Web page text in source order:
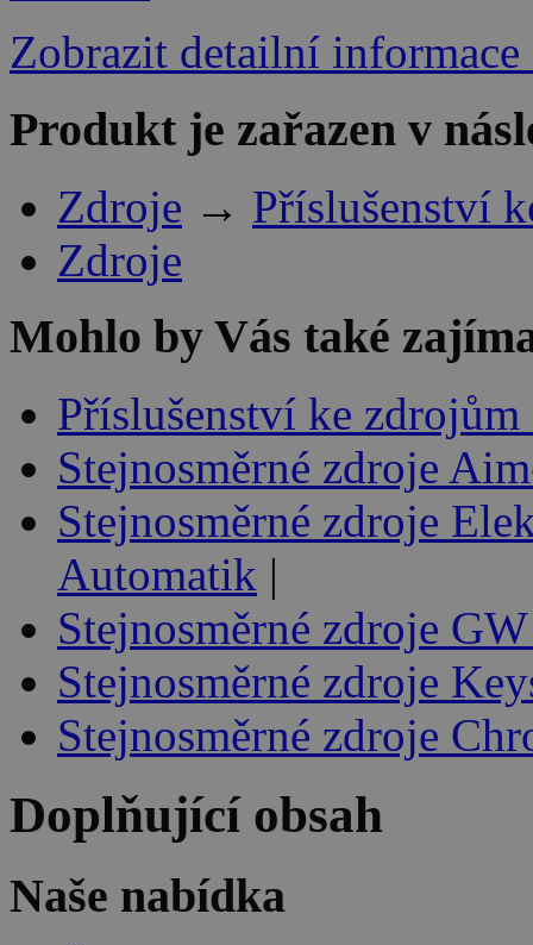
Zobrazit detailní informace
Produkt je zařazen v
Zdroje → Příslušenství
Zdroje
Mohlo by Vás také
Příslušenství ke
Stejnosměrné zdroje
Stejnosměrné zdroje
Automatik |
Stejnosměrné zdroje
Stejnosměrné zdroje
Stejnosměrné zdroje
Doplňující obsah
Naše nabídka